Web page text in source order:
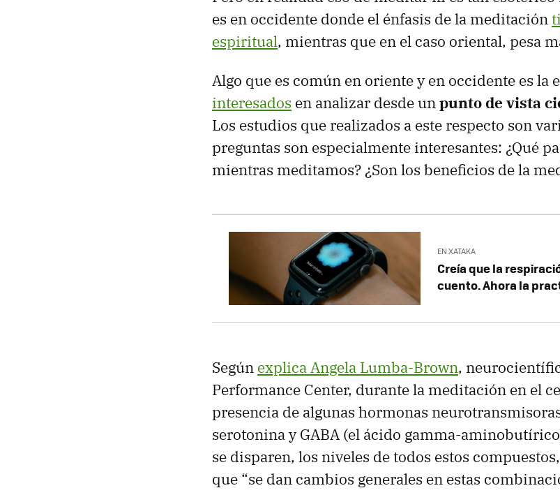
es en occidente donde el énfasis de la meditación
espiritual, mientras que en el caso oriental, pesa
Algo que es común en oriente y en occidente es la
interesados en analizar desde unpunto de vista
Los estudios que realizados a este respecto son
preguntas son especialmente interesantes: ¿Qué
mientras meditamos? ¿Son los beneficios de la
EN XATAKA
Creía que la
cuento. Ahora la
Según explica Angela Lumba-Brown,
Performance Center, durante la meditación en el
presencia de algunas hormonas
serotonina y GABA (el ácido gamma-
se disparen, los niveles de todos estos
que “se dan cambios generales en estas